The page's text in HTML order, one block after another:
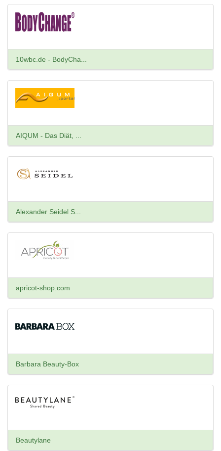
10wbc.de - BodyCha...
AIQUM - Das Diät, ...
Alexander Seidel S...
apricot-shop.com
Barbara Beauty-Box
Beautylane